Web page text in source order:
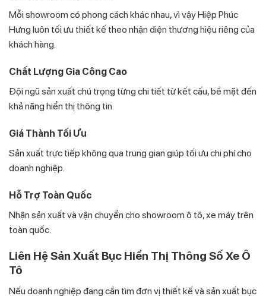
Mỗi showroom có phong cách khác nhau, vì vậy Hiệp Phúc
Hưng luôn tối ưu thiết kế theo nhận diện thương hiệu riêng của
khách hàng.
Chất Lượng Gia Công Cao
Đội ngũ sản xuất chú trọng từng chi tiết từ kết cấu, bề mặt đến
khả năng hiển thị thông tin.
Giá Thành Tối Ưu
Sản xuất trực tiếp không qua trung gian giúp tối ưu chi phí cho
doanh nghiệp.
Hỗ Trợ Toàn Quốc
Nhận sản xuất và vận chuyển cho showroom ô tô, xe máy trên
toàn quốc.
Liên Hệ Sản Xuất Bục Hiển Thị Thông Số Xe Ô
Tô
Nếu doanh nghiệp đang cần tìm đơn vị thiết kế và sản xuất bục